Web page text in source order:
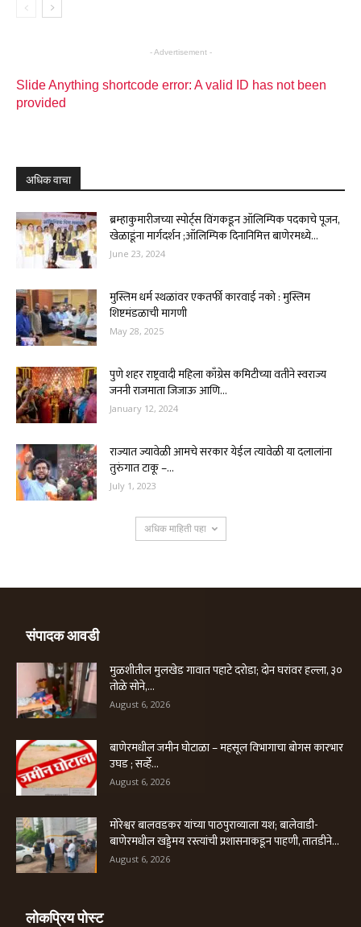
- Advertisement -
Slide Anything shortcode error: A valid ID has not been
provided
अधिक वाचा
ब्रम्हाकुमारीजच्या स्पोर्ट्स विंगकडून ऑलिम्पिक पदकाचे पूजन,
खेळाडूंना मार्गदर्शन ;ऑलिम्पिक दिनानिमित्त बाणेरमध्ये...
June 23, 2024
मुस्लिम धर्म स्थळांवर एकतर्फी कारवाई नको : मुस्लिम
शिष्टमंडळाची मागणी
May 28, 2025
पुणे शहर राष्ट्रवादी महिला काँग्रेस कमिटीच्या वतीने स्वराज्य
जननी राजमाता जिजाऊ आणि...
January 12, 2024
राज्यात ज्यावेळी आमचे सरकार येईल त्यावेळी या दलालांना
तुरुंगात टाकू –...
July 1, 2023
अधिक माहिती पहा
संपादक आवडी
मुळशीतील मुलखेड गावात पहाटे दरोडा; दोन घरांवर हल्ला, ३०
तोळे सोने,...
August 6, 2026
बाणेरमधील जमीन घोटाळा – महसूल विभागाचा बोगस कारभार
उघड ; सर्व्हे...
August 6, 2026
मोरेश्वर बालवडकर यांच्या पाठपुराव्याला यश; बालेवाडी-
बाणेरमधील खड्डेमय रस्त्यांची प्रशासनाकडून पाहणी, तातडीने...
August 6, 2026
लोकप्रिय पोस्ट